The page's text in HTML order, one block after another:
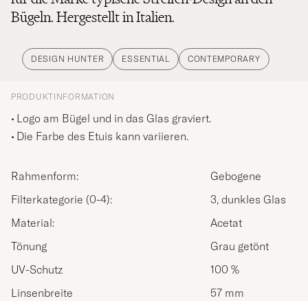
Bügeln. Hergestellt in Italien.
DESIGN HUNTER ESSENTIAL CONTEMPORARY
PRODUKTINFORMATION
Logo am Bügel und in das Glas graviert.
Die Farbe des Etuis kann variieren.
Rahmenform:
Gebogene
Filterkategorie (0-4):
3, dunkles Glas
Material:
Acetat
Tönung
Grau getönt
UV-Schutz
100 %
Linsenbreite
57 mm